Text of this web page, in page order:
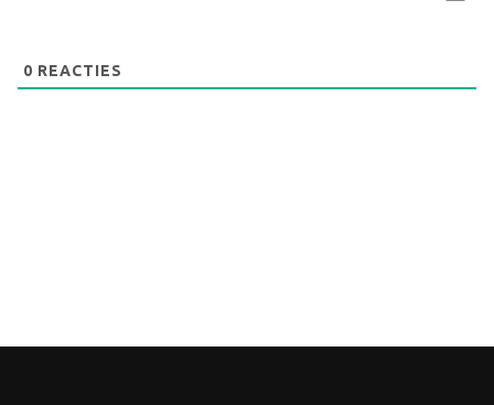
0 REACTIES